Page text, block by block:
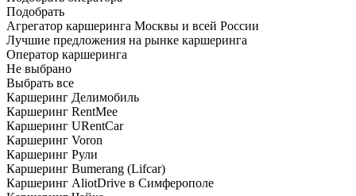
Подобрать
Агрегатор каршеринга Москвы и всей России
Лучшие предложения на рынке каршеринга
Оператор каршеринга
Не выбрано
Выбрать все
Каршеринг Делимобиль
Каршеринг RentMee
Каршеринг URentCar
Каршеринг Voron
Каршеринг Рули
Каршеринг Bumerang (Lifcar)
Каршеринг AliotDrive в Симферополе